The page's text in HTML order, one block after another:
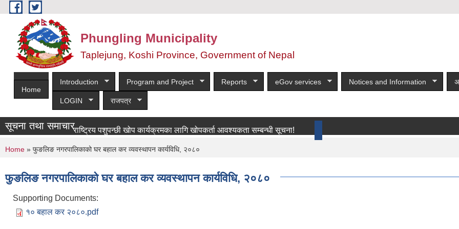
Skip to main content
Phungling Municipality
Taplejung, Koshi Province, Government of Nepal
Home
Introduction Program and Project Reports eGov services Notices and Information
LOGIN राजपत्र
सूचना तथा समाचारराष्ट्रिय पशुपन्छी खोप कार्यक्रमका लागि खोपकर्ता आवश्यकता सम्बन्धी सूचना!
You are here
Home » फुङलिङ नगरपालिकाको घर बहाल कर व्यवस्थापन कार्यविधि, २०८०
फुङलिङ नगरपालिकाको घर बहाल कर व्यवस्थापन कार्यविधि, २०८०
Supporting Documents:
१० बहाल कर २०८०.pdf